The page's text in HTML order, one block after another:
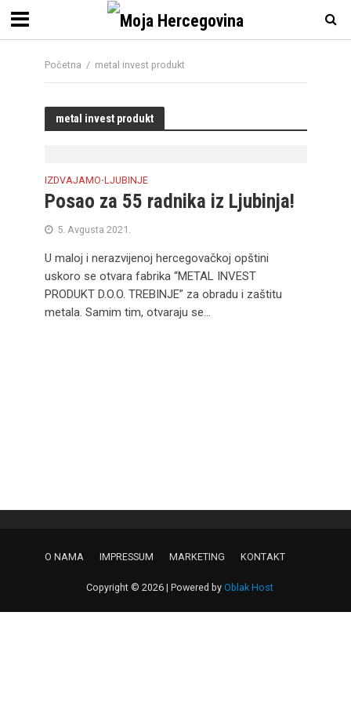
Početna / metal invest produkt
metal invest produkt
IZDVAJAMO•LJUBINJE
Posao za 55 radnika iz Ljubinja!
5. Avgusta 2021.
U maloj i nerazvijenoj hercegovačkoj opštini
uskoro se otvara fabrika “METAL INVEST
PRODUKT D.O.O. TREBINJE” za obradu i zaštitu
metala. Samim tim, otvaraju se...
O NAMA IMPRESSUM MARKETING KONTAKT
Copyright © 2026 | Powered by Oblak Host